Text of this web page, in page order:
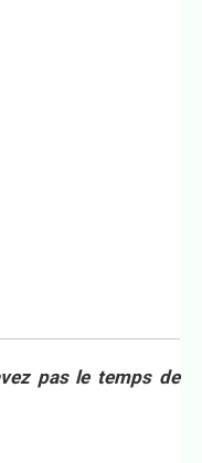
pas le temps de